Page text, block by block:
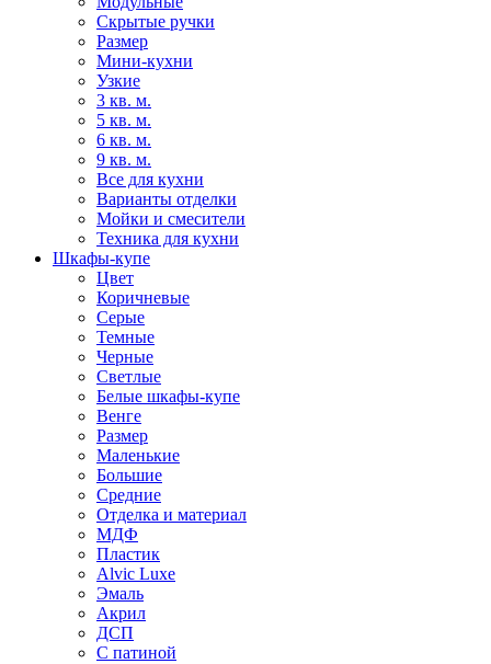
Скрытые ручки
Размер
Мини-кухни
Узкие
3 кв. м.
5 кв. м.
6 кв. м.
9 кв. м.
Все для кухни
Варианты отделки
Мойки и смесители
Техника для кухни
Шкафы-купе
Цвет
Коричневые
Серые
Темные
Черные
Светлые
Белые шкафы-купе
Венге
Размер
Маленькие
Большие
Средние
Отделка и материал
МДФ
Пластик
Alvic Luxe
Эмаль
Акрил
ДСП
С патиной